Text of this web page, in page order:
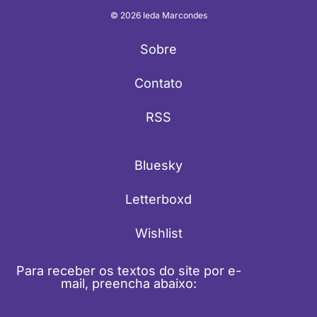
© 2026 Ieda Marcondes
Sobre
Contato
RSS
Bluesky
Letterboxd
Wishlist
Para receber os textos do site por e-
mail, preencha abaixo: